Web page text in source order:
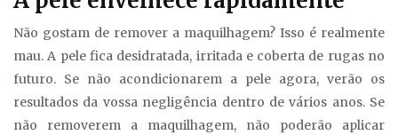
Não gostam de remover a maquilhagem? Isso é realmente
mau. A pele fica desidratada, irritada e coberta de rugas no
futuro. Se não acondicionarem a pele agora, verão os
resultados da vossa negligência dentro de vários anos. Se
não removerem a maquilhagem, não poderão aplicar